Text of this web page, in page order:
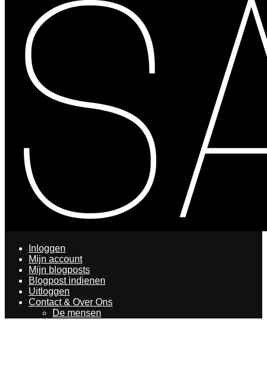
Inloggen
Mijn account
Mijn blogposts
Blogpost indienen
Uitloggen
Contact & Over Ons
De mensen